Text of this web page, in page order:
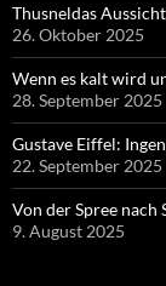
Thusneldas Aussicht
26. Oktober 2025
Wenn es kalt wird
28. September 2025
Gustave Eiffel:
22. September 2025
Von der Spree nach
9. August 2025